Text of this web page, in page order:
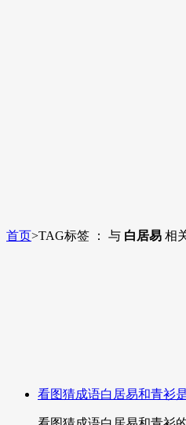
首页>TAG标签 ： 与 白居易 相
看图猜成语白居易和青衫